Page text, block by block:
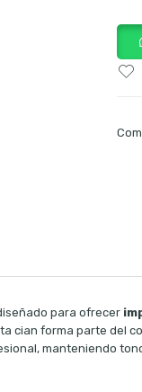
para ofrecer
cian forma parte del
manteniendo